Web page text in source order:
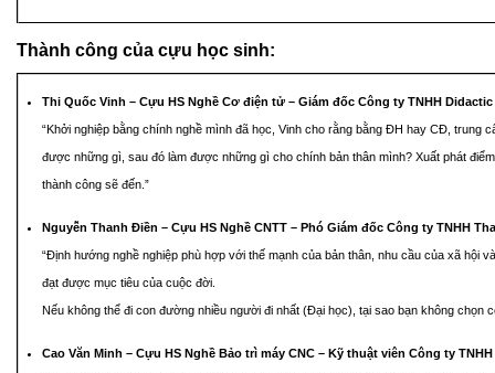
Thành công của cựu học sinh:
Thi Quốc Vinh – Cựu HS Nghề Cơ điện tử – Giám đốc Công ty TNHH Didactic
“Khởi nghiệp bằng chính nghề mình đã học, Vinh cho rằng bằng ĐH hay CĐ, trung
được những gì, sau đó làm được những gì cho chính bản thân mình? Xuất phát
thành công sẽ đến.”
Nguyễn Thanh Điền – Cựu HS Nghề CNTT – Phó Giám đốc Công ty TNHH
“Định hướng nghề nghiệp phù hợp với thế mạnh của bản thân, nhu cầu của xã hội
đạt được mục tiêu của cuộc đời.
Nếu không thể đi con đường nhiều người đi nhất (Đại học), tại sao bạn không chọn
Cao Văn Minh – Cựu HS Nghề Bảo trì máy CNC – Kỹ thuật viên Công ty